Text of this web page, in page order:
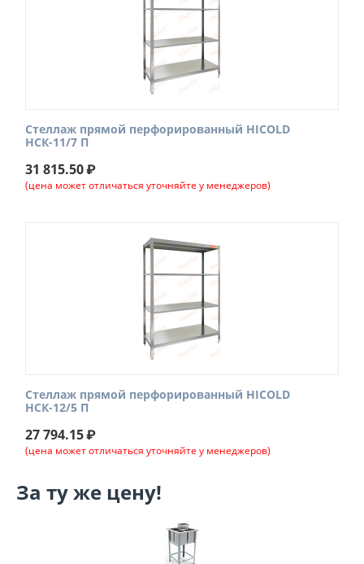
Стеллаж прямой перфорированный HICOLD
НСК-11/7 П
31 815.50₽
(цена может отличаться уточняйте у менеджеров)
Стеллаж прямой перфорированный HICOLD
НСК-12/5 П
27 794.15₽
(цена может отличаться уточняйте у менеджеров)
За ту же цену!